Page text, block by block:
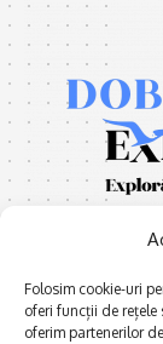
Folosim cookie-uri
oferi funcții de rețele
oferim partenerilor